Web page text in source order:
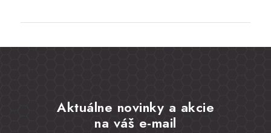
Aktuálne novinky a akcie
na váš e-mail